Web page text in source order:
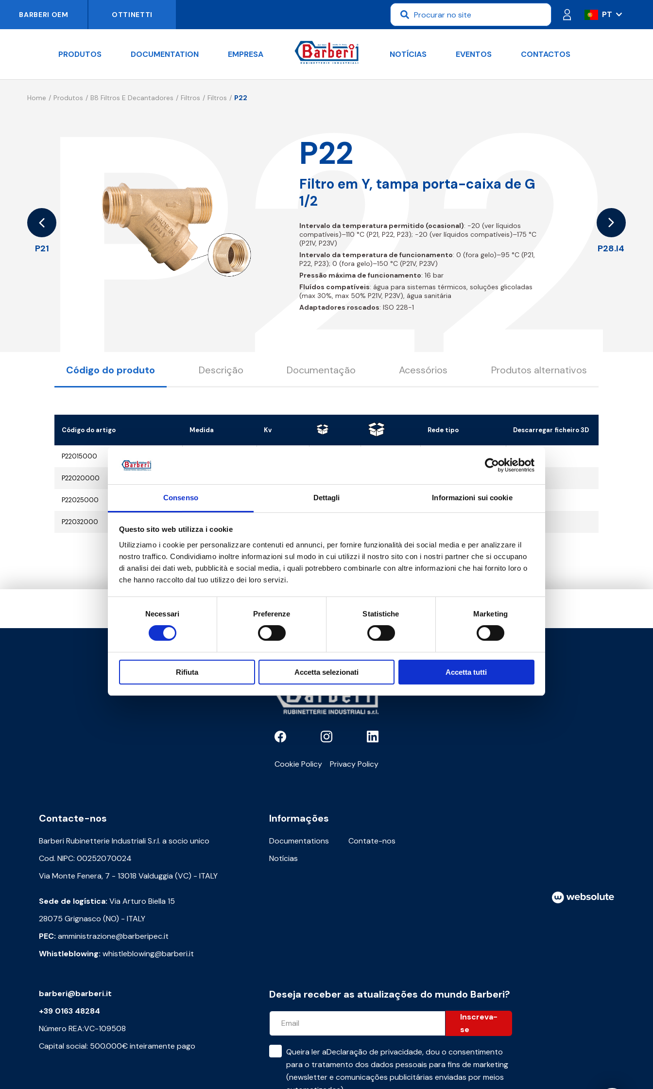
Consenso Dettagli Informazioni sui cookie
Questo sito web utilizza i cookie
Utilizziamo i cookie per personalizzare contenuti ed annunci, per fornire funzionalità dei social media e per analizzare il
nostro traffico. Condividiamo inoltre informazioni sul modo in cui utilizzi il nostro sito con i nostri partner che si occupano
di analisi dei dati web, pubblicità e social media, i quali potrebbero combinarle con altre informazioni che hai fornito loro o
che hanno raccolto dal tuo utilizzo dei loro servizi.
Necessari Preferenze Statistiche Marketing
Rifiuta Accetta selezionati Accetta tutti
BARBERI OEM OTTINETTI
PT
IT
DE
PRODUTOS DOCUMENTATION EMPRESA NOTÍCIAS EVENTOS CONTACTOS
Home Produtos B8 Filtros E Decantadores Filtros Filtros P22
P22
P21 P28.I4
P22
Filtro em Y, tampa porta-caixa de G
1/2
Intervalo da temperatura permitido (ocasional): -20 (ver líquidos
compatíveis)–110 °C (P21, P22, P23); -20 (ver líquidos compatíveis)–175 °C
(P21V, P23V)
Intervalo da temperatura de funcionamento: 0 (fora gelo)–95 °C (P21,
P22, P23); 0 (fora gelo)–150 °C (P21V, P23V)
Pressão máxima de funcionamento: 16 bar
Fluídos compatíveis: água para sistemas térmicos, soluções glicoladas
(max 30%, max 50% P21V, P23V), água sanitária
Adaptadores roscados: ISO 228-1
Código do produto Descrição Documentação Acessórios Produtos alternativos
Código do artigo Medida Kv Rede tipo Descarregar ficheiro 3D
P22015000
P22020000
P22025000 G 1 M 10 A
P22032000
Tem necessidade de ajuda?
Cookie Policy Privacy Policy
Contacte-nos
Barberi Rubinetterie Industriali S.r.l. a socio unico
Cod. NIPC: 00252070024
Via Monte Fenera, 7 - 13018 Valduggia (VC) - ITALY
Sede de logística: Via Arturo Biella 15
28075 Grignasco (NO) - ITALY
PEC: amministrazione@barberipec.it
Whistleblowing: whistleblowing@barberi.it
Informações
Documentations
Contate-nos
Notícias
barberi@barberi.it
+39 0163 48284
Número REA:VC-109508
Capital social: 500.000€ inteiramente pago
Deseja receber as atualizações do mundo Barberi?
Inscreva-
se
Queira ler aDeclaração de privacidade, dou o consentimento
para o tratamento dos dados pessoais para fins de marketing
(newsletter e comunicações publicitárias enviadas por meios